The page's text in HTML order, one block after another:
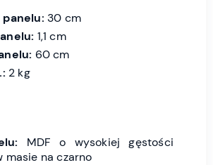
panelu: 30 cm
1,1 cm
60 cm
2 kg
MDF o wysokiej gęstości
masie na czarno